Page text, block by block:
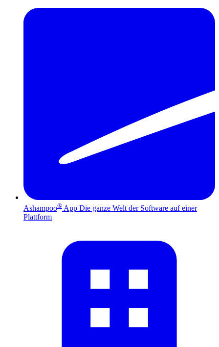
Ashampoo® App Die ganze Welt der Software auf einer
Plattform